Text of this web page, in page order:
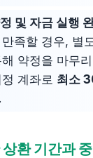
및 자금 실행
족할 경우, 별
약정을 마무
계좌로 최소
환 기간과